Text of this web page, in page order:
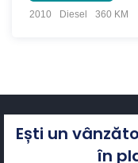
2010
Diesel 360 KM
Ești un
în